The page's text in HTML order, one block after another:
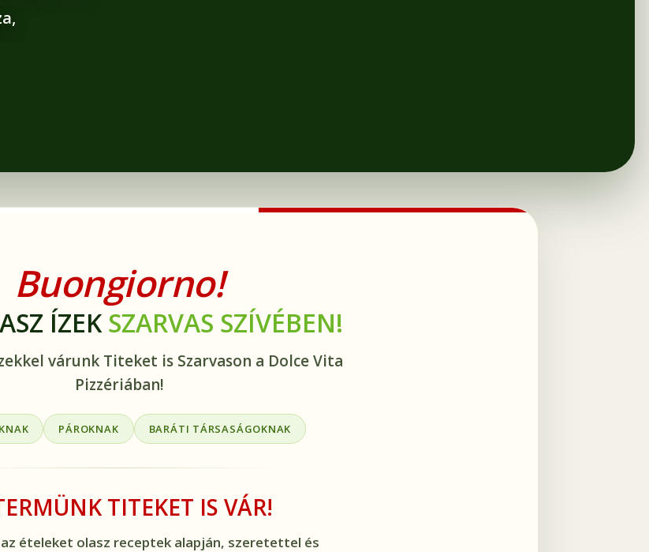
Buongiorno!
ÍZEKSZARVAS SZÍVÉBEN!
várunk Titeket is Szarvason a Dolce Vita
Pizzériában!
PÁROKNAK BARÁTI TÁRSASÁGOKNAK
TITEKET IS VÁR!
az ételeket olasz receptek alapján, szeretettel és